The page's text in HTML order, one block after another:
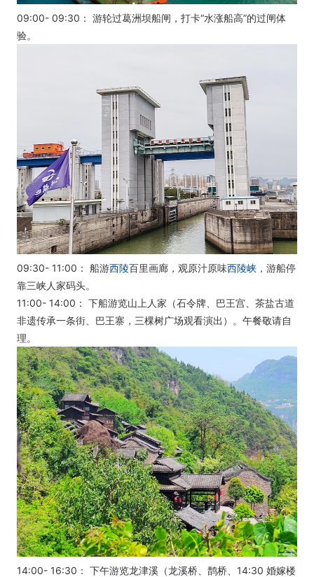
09:00- 09:30： 游轮过葛洲坝船闸，打卡“水涨船高”的过闸体
验。
09:30- 11:00： 船游西陵百里画廊，观原汁原味西陵峡 ，游船停
靠三峡人家码头。
11:00- 14:00： 下船游览山上人家（石令牌、巴王宫、茶盐古道
非遗传承一条街、巴王寨，三棵树广场观看演出）。午餐敬请自
理。
14:00- 16:30： 下午游览龙津溪（龙溪桥、鹊桥、14:30 婚嫁楼